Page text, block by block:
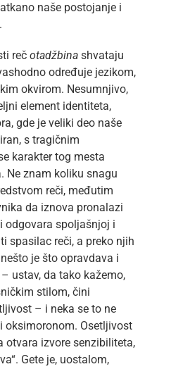
naše postojanje i
reč otadžbinashvataju
određuje jezikom,
okvirom. Nesumnjivo,
element identiteta,
gde je veliki deo naše
s tragičnim
karakter tog mesta
Ne znam koliku snagu
reči, međutim
da iznova pronalazi
odgovara spoljašnjoj i
spasilac reči, a preko njih
je što opravdava i
ustav, da tako kažemo,
stilom, čini
– i neka se to ne
oksimoronom. Osetljivost
otvara izvore senzibiliteta,
Gete je, uostalom,